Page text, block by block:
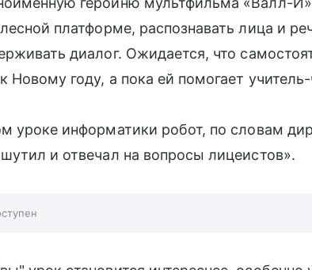
платформе, распознавать лица и
диалог. Ожидается, что
году, а пока ей помогает учитель-
уроке информатики робот, по словам
и отвечал на вопросы лицеистов».